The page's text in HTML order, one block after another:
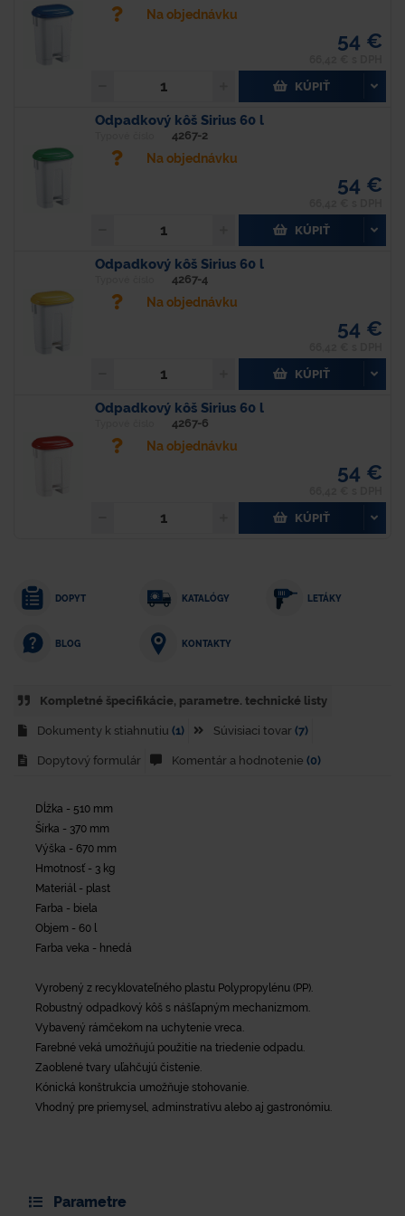
Na objednávku
54 €
KÚPIŤ
Odpadkový kôš Sirius 60 l
4267-2
Na objednávku
54 €
KÚPIŤ
Odpadkový kôš Sirius 60 l
4267-4
Na objednávku
54 €
KÚPIŤ
Odpadkový kôš Sirius 60 l
4267-6
Na objednávku
54 €
KÚPIŤ
DOPYT KATALÓGY LETÁKY
BLOG KONTAKTY
Kompletné špecifikácie, parametre. technické listy
Dokumenty k stiahnutiu (1) Súvisiaci tovar (7)
Dopytový formulár Komentár a hodnotenie (0)
Dĺžka - 510 mm
Šírka - 370 mm
Výška - 670 mm
Hmotnosť - 3 kg
Materiál - plast
Farba - biela
Objem - 60 l
Farba veka - hnedá
Vyrobený z recyklovateľného plastu Polypropylénu (PP).
Robustný odpadkový kôš s nášľapným mechanizmom.
Vybavený rámčekom na uchytenie vreca.
Farebné veká umožňujú použitie na triedenie odpadu.
Zaoblené tvary uľahčujú čistenie.
Kónická konštrukcia umožňuje stohovanie.
Vhodný pre priemysel, adminstratívu alebo aj gastronómiu.
Parametre